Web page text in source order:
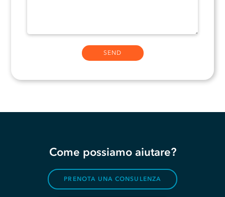
Come possiamo aiutare?
PRENOTA UNA CONSULENZA